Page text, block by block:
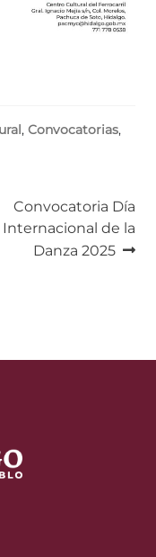
, Convocatorias,
Siguiente:
Convocatoria Día
Internacional de la
Danza 2025